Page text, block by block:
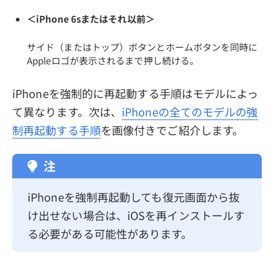
＜iPhone 6sまたはそれ以前＞
サイド（またはトップ）ボタンとホームボタンを同時に
Appleロゴが表示されるまで押し続ける。
iPhoneを強制的に再起動する手順はモデルによっ
て異なります。次は、 iPhoneの全てのモデルの強
制再起動する手順を画像付きでご紹介します。
注
iPhoneを強制再起動しても復元画面から抜
け出せない場合は、iOSを再インストールす
る必要がある可能性があります。